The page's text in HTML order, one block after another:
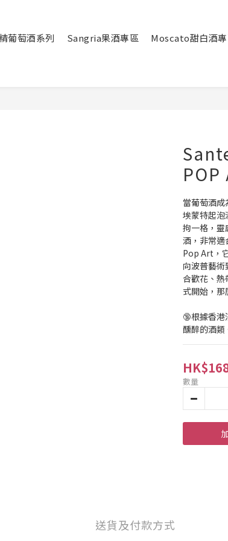
葡萄酒系列 Sangria果酒專區 Moscato甜白酒
POP
當葡萄酒
埃蒙特起泡
拘一格，靈
酒，非常
Pop Art，
向波普藝
合歡花、熱
式開始，那
🔞根據香港
醺醉的酒類
數量
送貨及付款方式